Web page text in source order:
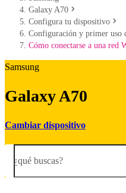
Galaxy A70
Configura tu dispositivo
Configuración y primer uso
Cómo conectarse a una red
Samsung
Galaxy A70
Cambiar dispositivo
¿qué buscas?